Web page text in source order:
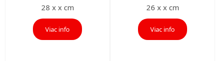
28 x x cm
Viac info
26 x x cm
Viac info